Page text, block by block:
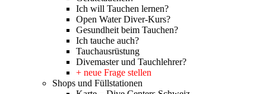
Ich will Tauchen lernen?
Open Water Diver-Kurs?
Gesundheit beim Tauchen?
Ich tauche auch?
Tauchausrüstung
Divemaster und Tauchlehrer?
+ neue Frage stellen
Shops und Füllstationen